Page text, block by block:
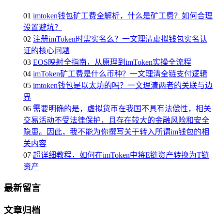
01 imtoken钱包矿工费全解析，什么是矿工费？如何合理
设置避坑？
02 注册imToken时需实名么？一文理清虚拟钱包实名认
证的核心问题
03 EOS映射全指南，从原理到imToken实操全流程
04 imToken矿工费是什么币种？一文理清全链支付逻辑
05 imtoken钱包是以太坊的吗？一文理清两者的关联与边
界
06 需要明确的是，虚拟货币在我国不具有法偿性，相关
交易活动不受法律保护，且存在较大的金融风险和安全
隐患。因此，我不能为你撰写关于转入所谓im钱包的相
关内容
07 超详细教程，如何在imToken中将E链资产转换为T链
资产
最新留言
文章归档